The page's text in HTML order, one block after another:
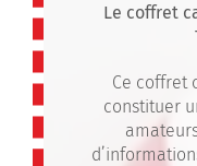
Le coffret
Ce coffret
constituer